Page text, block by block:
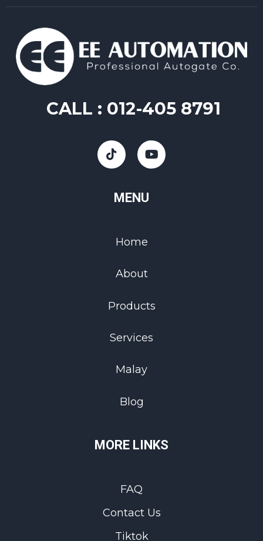
CALL : 012-405 8791
MENU
Home
About
Products
Services
Malay
Blog
MORE LINKS
FAQ
Contact Us
Tiktok